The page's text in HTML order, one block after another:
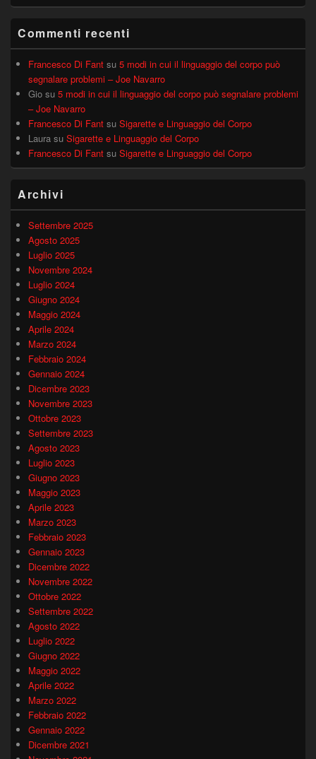
Commenti recenti
Francesco Di Fant su 5 modi in cui il linguaggio del corpo può
segnalare problemi – Joe Navarro
Gio su 5 modi in cui il linguaggio del corpo può segnalare problemi
– Joe Navarro
Francesco Di Fant su Sigarette e Linguaggio del Corpo
Laura su Sigarette e Linguaggio del Corpo
Francesco Di Fant su Sigarette e Linguaggio del Corpo
Archivi
Settembre 2025
Agosto 2025
Luglio 2025
Novembre 2024
Luglio 2024
Giugno 2024
Maggio 2024
Aprile 2024
Marzo 2024
Febbraio 2024
Gennaio 2024
Dicembre 2023
Novembre 2023
Ottobre 2023
Settembre 2023
Agosto 2023
Luglio 2023
Giugno 2023
Maggio 2023
Aprile 2023
Marzo 2023
Febbraio 2023
Gennaio 2023
Dicembre 2022
Novembre 2022
Ottobre 2022
Settembre 2022
Agosto 2022
Luglio 2022
Giugno 2022
Maggio 2022
Aprile 2022
Marzo 2022
Febbraio 2022
Gennaio 2022
Dicembre 2021